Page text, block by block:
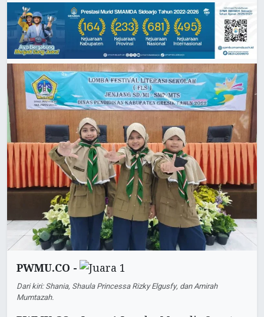
PWMU.CO -
Dari kiri: Shania, Shaula Princessa Rizky Elgusfy, dan Amirah
Mumtazah.